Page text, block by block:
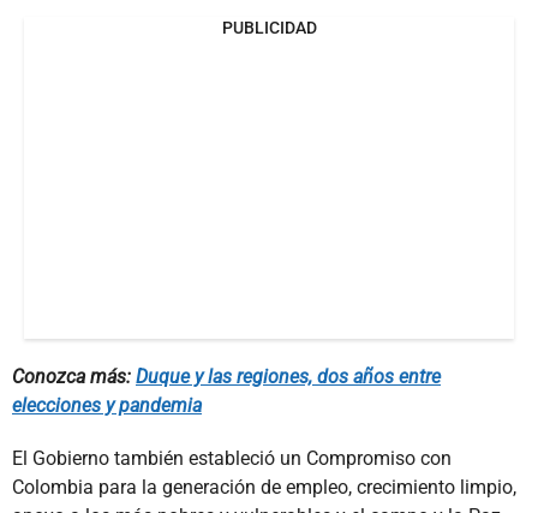
PUBLICIDAD
Conozca más: Duque y las regiones, dos años entre
elecciones y pandemia
El Gobierno también estableció un Compromiso con
Colombia para la generación de empleo, crecimiento limpio,